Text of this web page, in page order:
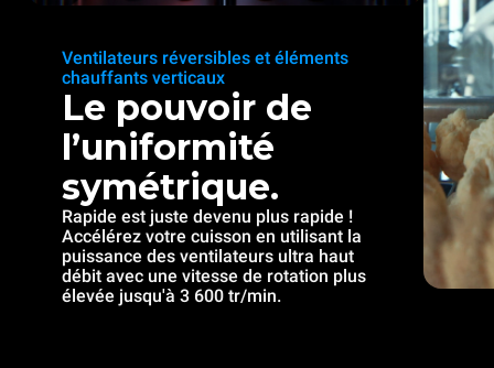
Ventilateurs réversibles et éléments
chauffants verticaux
Le pouvoir de
l’uniformité
symétrique.
Rapide est juste devenu plus rapide !
Accélérez votre cuisson en utilisant la
puissance des ventilateurs ultra haut
débit avec une vitesse de rotation plus
élevée jusqu'à 3 600 tr/min.